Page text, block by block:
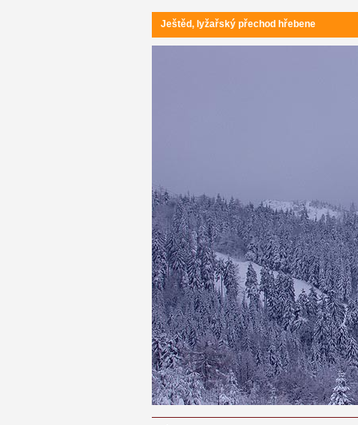
Ještěd, lyžařský přechod hřebene